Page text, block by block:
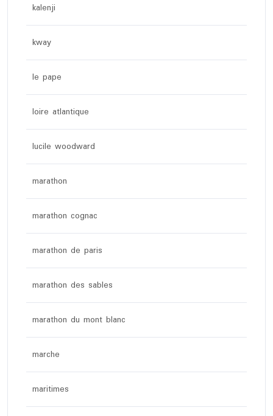
kalenji
kway
le pape
loire atlantique
lucile woodward
marathon
marathon cognac
marathon de paris
marathon des sables
marathon du mont blanc
marche
maritimes